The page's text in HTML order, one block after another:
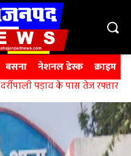
बसना नेशनल डेस्क क्राइम
दर्रीपाली पड़ाव के पास तेज रफ्तार